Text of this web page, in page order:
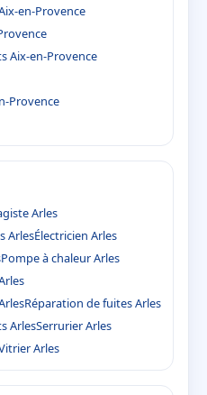
en-Provence
Aix-en-Provence
Provence
Arles
ArlesÉlectricien Arles
Pompe à chaleur Arles
Réparation de fuites Arles
ArlesSerrurier Arles
Arles